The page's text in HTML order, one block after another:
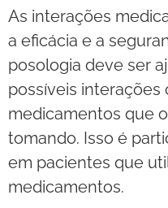
As interações
a eficácia e a
posologia deve ser
possíveis interações
medicamentos que
tomando. Isso é
em pacientes que
medicamentos.